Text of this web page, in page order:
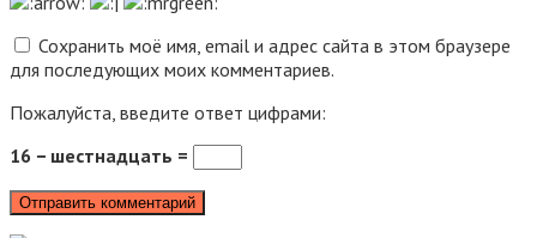
Сохранить моё имя, email и адрес сайта в этом браузере
для последующих моих комментариев.
Пожалуйста, введите ответ цифрами:
16 − шестнадцать =